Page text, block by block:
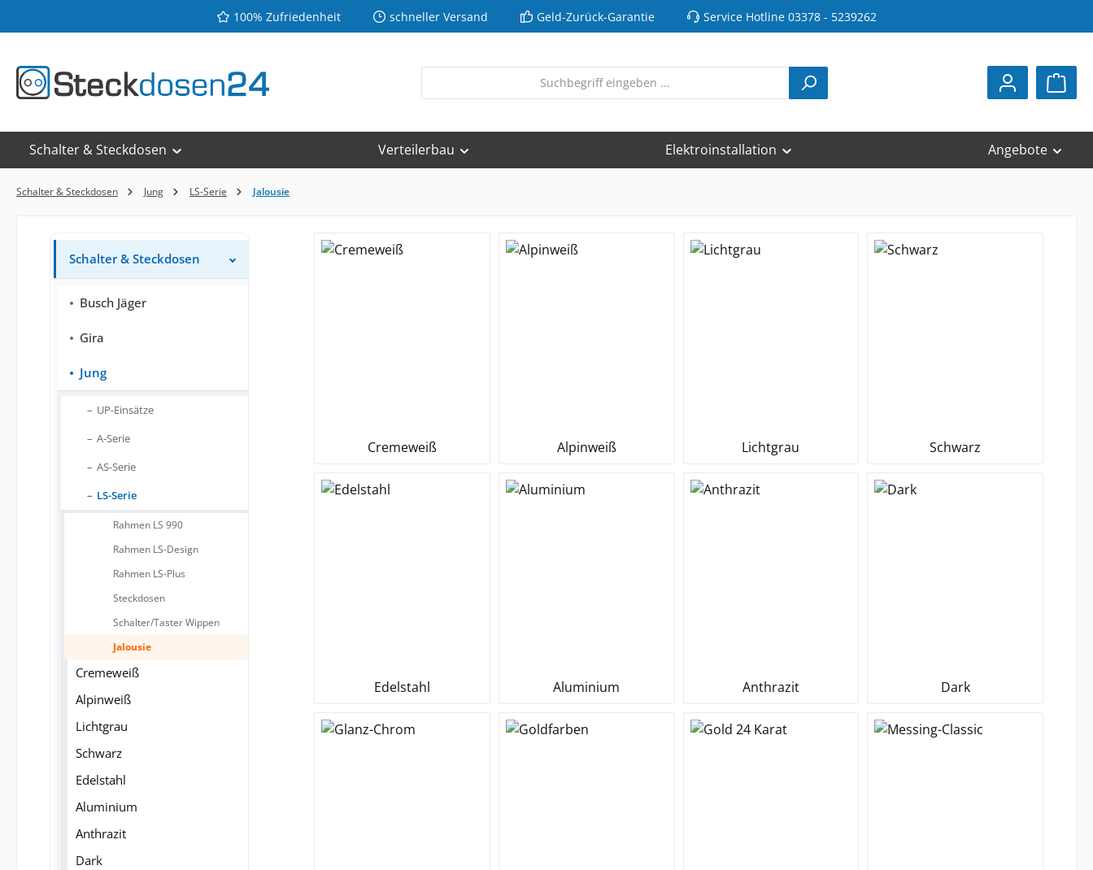
100% Zufriedenheit schneller Versand Geld-Zurück-Garantie Service Hotline 03378 - 5239262
Schalter & Steckdosen Verteilerbau Elektroinstallation Angebote
Schalter & Steckdosen Jung LS-Serie Jalousie
Schalter & Steckdosen
Busch Jäger
Gira
Jung
UP-Einsätze
A-Serie
AS-Serie
LS-Serie
Rahmen LS 990
Rahmen LS-Design
Rahmen LS-Plus
Steckdosen
Schalter/Taster Wippen
Jalousie
Cremeweiß
Alpinweiß
Lichtgrau
Schwarz
Edelstahl
Aluminium
Anthrazit
Dark
Cremeweiß Alpinweiß Lichtgrau Schwarz
Edelstahl Aluminium Anthrazit Dark